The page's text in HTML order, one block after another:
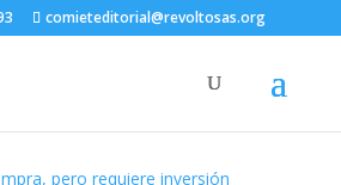
comieteditorial@revoltosas.org